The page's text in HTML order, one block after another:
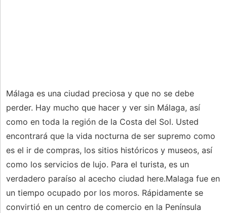
Málaga es una ciudad preciosa y que no se debe
perder. Hay mucho que hacer y ver sin Málaga, así
como en toda la región de la Costa del Sol. Usted
encontrará que la vida nocturna de ser supremo como
es el ir de compras, los sitios históricos y museos, así
como los servicios de lujo. Para el turista, es un
verdadero paraíso al acecho ciudad here.Malaga fue en
un tiempo ocupado por los moros. Rápidamente se
convirtió en un centro de comercio en la Península